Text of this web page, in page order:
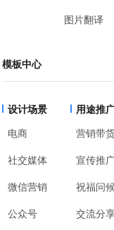
图片翻译
模板中心
设计场景
电商
社交媒体
微信营销
公众号
用途推
营销带
宣传推
祝福问
交流分
在信息过载的当
海报设计的核心挑